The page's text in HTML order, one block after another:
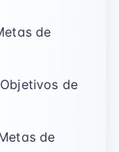
de
de
de